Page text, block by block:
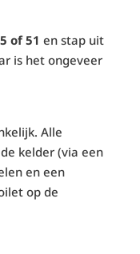
of 51 en stap uit
is het ongeveer
Alle
kelder (via een
en een
op de